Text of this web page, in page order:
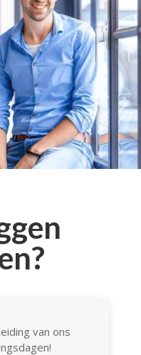
van ons